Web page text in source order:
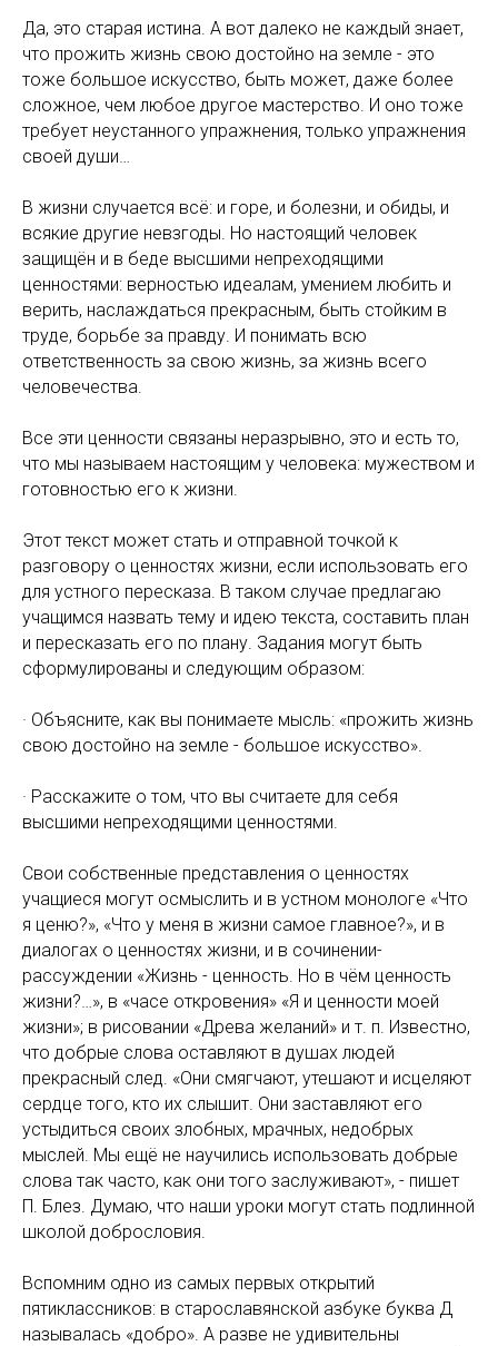
Да, это старая истина. А вот далеко не каждый знает,
что прожить жизнь свою достойно на земле - это
тоже большое искусство, быть может, даже более
сложное, чем любое другое мастерство. И оно тоже
требует неустанного упражнения, только упражнения
своей души…
В жизни случается всё: и горе, и болезни, и обиды, и
всякие другие невзгоды. Но настоящий человек
защищён и в беде высшими непреходящими
ценностями: верностью идеалам, умением любить и
верить, наслаждаться прекрасным, быть стойким в
труде, борьбе за правду. И понимать всю
ответственность за свою жизнь, за жизнь всего
человечества.
Все эти ценности связаны неразрывно, это и есть то,
что мы называем настоящим у человека: мужеством и
готовностью его к жизни.
Этот текст может стать и отправной точкой к
разговору о ценностях жизни, если использовать его
для устного пересказа. В таком случае предлагаю
учащимся назвать тему и идею текста, составить план
и пересказать его по плану. Задания могут быть
сформулированы и следующим образом:
· Объясните, как вы понимаете мысль: «прожить жизнь
свою достойно на земле - большое искусство».
· Расскажите о том, что вы считаете для себя
высшими непреходящими ценностями.
Свои собственные представления о ценностях
учащиеся могут осмыслить и в устном монологе «Что
я ценю?», «Что у меня в жизни самое главное?», и в
диалогах о ценностях жизни, и в сочинении-
рассуждении «Жизнь - ценность. Но в чём ценность
жизни?…», в «часе откровения» «Я и ценности моей
жизни»; в рисовании «Древа желаний» и т. п. Известно,
что добрые слова оставляют в душах людей
прекрасный след. «Они смягчают, утешают и исцеляют
сердце того, кто их слышит. Они заставляют его
устыдиться своих злобных, мрачных, недобрых
мыслей. Мы ещё не научились использовать добрые
слова так часто, как они того заслуживают», - пишет
П. Блез. Думаю, что наши уроки могут стать подлинной
школой добрословия.
Вспомним одно из самых первых открытий
пятиклассников: в старославянской азбуке буква Д
называлась «добро». А разве не удивительны